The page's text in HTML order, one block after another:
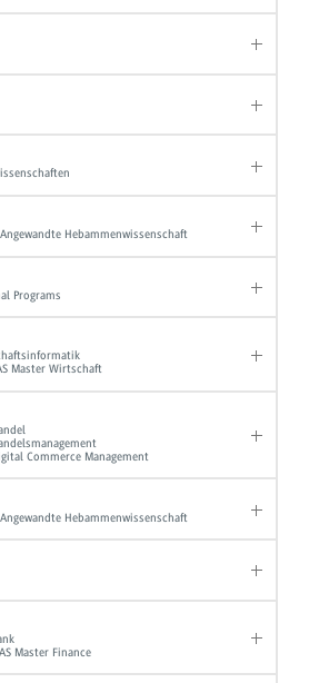
Hebammenwissenschaft
Programs
Master Wirtschaft
Commerce Management
Hebammenwissenschaft
Master Finance